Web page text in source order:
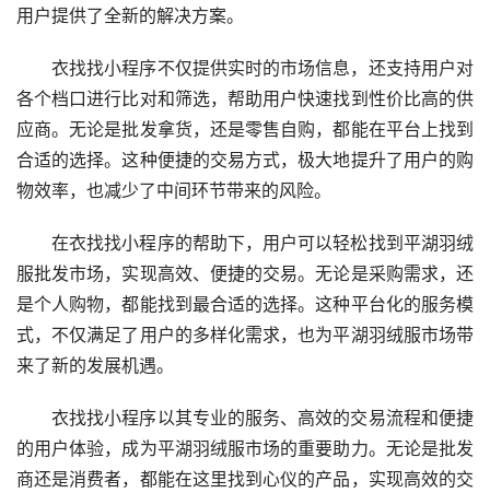
用户提供了全新的解决方案。
衣找找小程序不仅提供实时的市场信息，还支持用户对
各个档口进行比对和筛选，帮助用户快速找到性价比高的供
应商。无论是批发拿货，还是零售自购，都能在平台上找到
合适的选择。这种便捷的交易方式，极大地提升了用户的购
物效率，也减少了中间环节带来的风险。
在衣找找小程序的帮助下，用户可以轻松找到平湖羽绒
服批发市场，实现高效、便捷的交易。无论是采购需求，还
是个人购物，都能找到最合适的选择。这种平台化的服务模
式，不仅满足了用户的多样化需求，也为平湖羽绒服市场带
来了新的发展机遇。
衣找找小程序以其专业的服务、高效的交易流程和便捷
的用户体验，成为平湖羽绒服市场的重要助力。无论是批发
商还是消费者，都能在这里找到心仪的产品，实现高效的交